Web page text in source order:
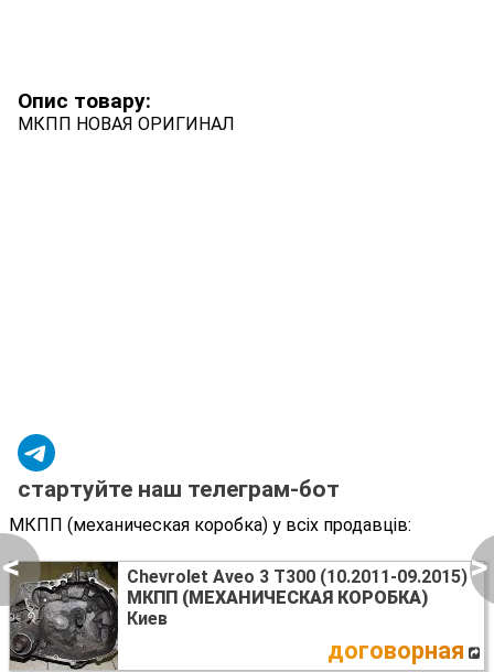
< >
Опис товару:
МКПП НОВАЯ ОРИГИНАЛ
стартуйте наш телеграм-бот
МКПП (механическая коробка) у всіх продавців:
Chevrolet Aveo 3 T300 (10.2011-09.2015)
МКПП (МЕХАНИЧЕСКАЯ КОРОБКА)
Киев
договорная